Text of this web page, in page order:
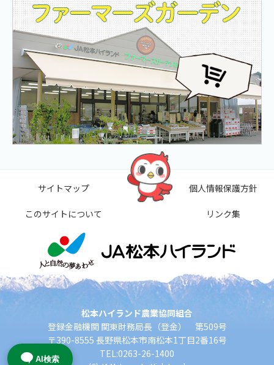
サイトマップ
このサイトについて
個人情報保護方針
リンク集
松本ハイランド農業協同組合
登録金融機関 関東財務局長（登金） 第509号
〒390-8555 長野県松本市南松本1丁目2番16号
TEL:0263-26-1400
AI検索